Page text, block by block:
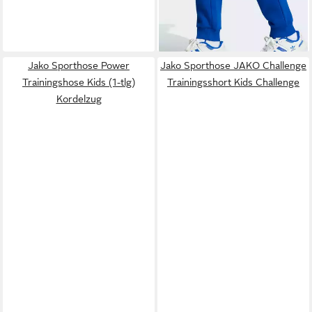
Baumwolle und Polyester
Jako Sporthose Power
Trainingshose Kids (1-tlg)
Kordelzug
Jako Sporthose JAKO Challenge
Trainingsshort Kids Challenge